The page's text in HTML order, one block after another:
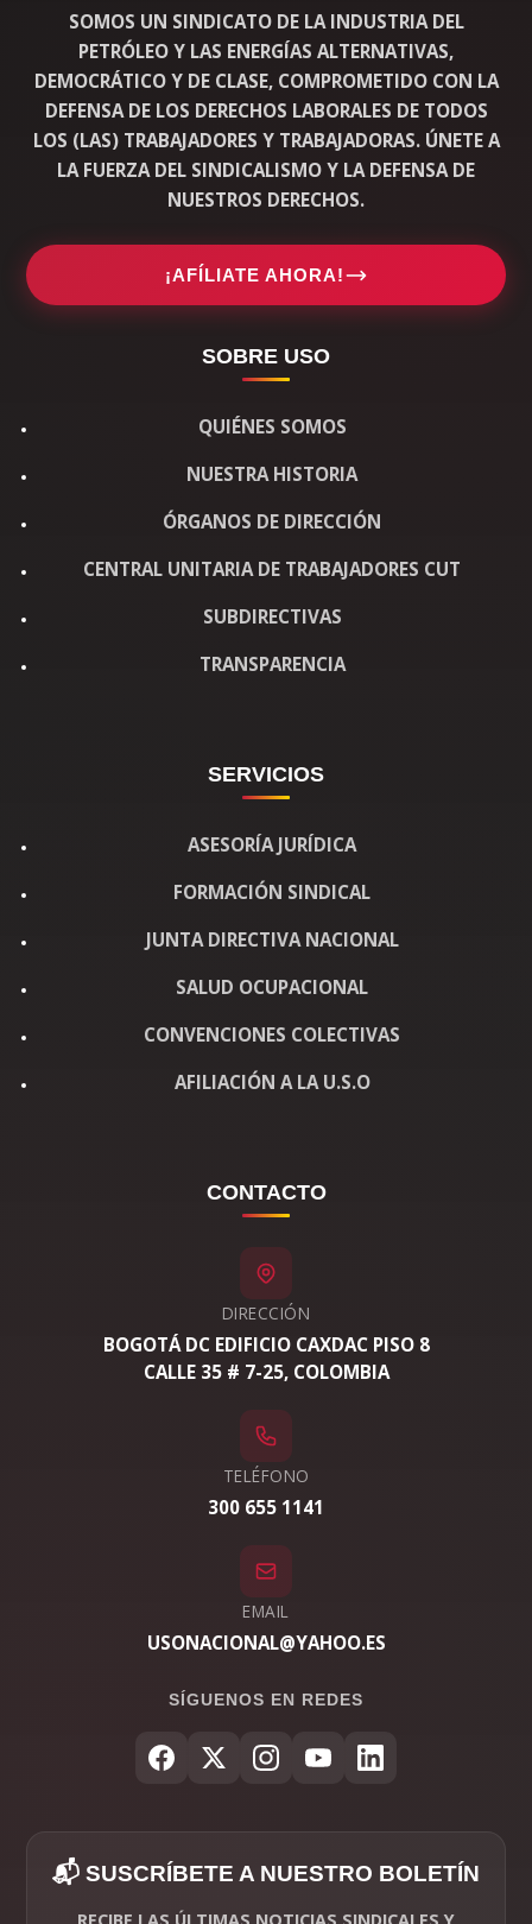
SOMOS UN SINDICATO DE LA INDUSTRIA DEL
PETRÓLEO Y LAS ENERGÍAS ALTERNATIVAS,
DEMOCRÁTICO Y DE CLASE, COMPROMETIDO CON LA
DEFENSA DE LOS DERECHOS LABORALES DE TODOS
LOS (LAS) TRABAJADORES Y TRABAJADORAS. ÚNETE A
LA FUERZA DEL SINDICALISMO Y LA DEFENSA DE
NUESTROS DERECHOS.
¡AFÍLIATE AHORA!
SOBRE USO
QUIÉNES SOMOS
NUESTRA HISTORIA
ÓRGANOS DE DIRECCIÓN
CENTRAL UNITARIA DE TRABAJADORES CUT
SUBDIRECTIVAS
TRANSPARENCIA
SERVICIOS
ASESORÍA JURÍDICA
FORMACIÓN SINDICAL
JUNTA DIRECTIVA NACIONAL
SALUD OCUPACIONAL
CONVENCIONES COLECTIVAS
AFILIACIÓN A LA U.S.O
CONTACTO
DIRECCIÓN
BOGOTÁ DC EDIFICIO CAXDAC PISO 8
CALLE 35 # 7-25, COLOMBIA
TELÉFONO
300 655 1141
EMAIL
USONACIONAL@YAHOO.ES
SÍGUENOS EN REDES
📬 SUSCRÍBETE A NUESTRO BOLETÍN